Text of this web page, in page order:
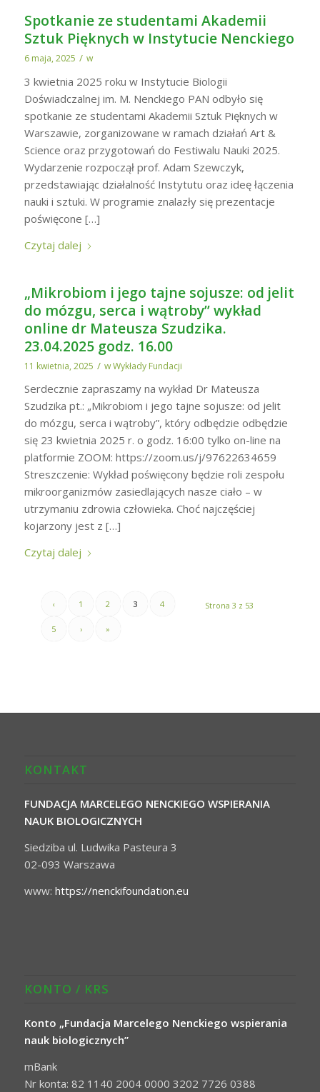
Spotkanie ze studentami Akademii
Sztuk Pięknych w Instytucie Nenckiego
6 maja, 2025 / w
3 kwietnia 2025 roku w Instytucie Biologii
Doświadczalnej im. M. Nenckiego PAN odbyło się
spotkanie ze studentami Akademii Sztuk Pięknych w
Warszawie, zorganizowane w ramach działań Art &
Science oraz przygotowań do Festiwalu Nauki 2025.
Wydarzenie rozpoczął prof. Adam Szewczyk,
przedstawiając działalność Instytutu oraz ideę łączenia
nauki i sztuki. W programie znalazły się prezentacje
poświęcone […]
Czytaj dalej
„Mikrobiom i jego tajne sojusze: od jelit
do mózgu, serca i wątroby” wykład
online dr Mateusza Szudzika.
23.04.2025 godz. 16.00
11 kwietnia, 2025 / wWykłady Fundacji
Serdecznie zapraszamy na wykład Dr Mateusza
Szudzika pt.: „Mikrobiom i jego tajne sojusze: od jelit
do mózgu, serca i wątroby”, który odbędzie odbędzie
się 23 kwietnia 2025 r. o godz. 16:00 tylko on-line na
platformie ZOOM: https://zoom.us/j/97622634659
Streszczenie: Wykład poświęcony będzie roli zespołu
mikroorganizmów zasiedlających nasze ciało – w
utrzymaniu zdrowia człowieka. Choć najczęściej
kojarzony jest z […]
Czytaj dalej
Strona 3 z 53
‹ 1 2 3 4
5 › »
KONTAKT
FUNDACJA MARCELEGO NENCKIEGO WSPIERANIA
NAUK BIOLOGICZNYCH
Siedziba ul. Ludwika Pasteura 3
02-093 Warszawa
www: https://nenckifoundation.eu
KONTO / KRS
Konto „Fundacja Marcelego Nenckiego wspierania
nauk biologicznych”
mBank
Nr konta: 82 1140 2004 0000 3202 7726 0388